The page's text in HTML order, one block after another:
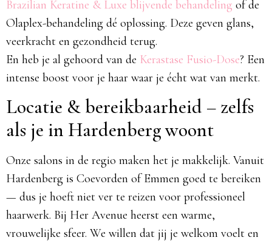
Brazilian Keratine & Luxe blijvende behandeling of de
Olaplex-behandeling dé oplossing. Deze geven glans,
veerkracht en gezondheid terug.
En heb je al gehoord van de Kerastase Fusio-Dose? Een
intense boost voor je haar waar je écht wat van merkt.
Locatie & bereikbaarheid – zelfs
als je in Hardenberg woont
Onze salons in de regio maken het je makkelijk. Vanuit
Hardenberg is Coevorden of Emmen goed te bereiken
— dus je hoeft niet ver te reizen voor professioneel
haarwerk. Bij Her Avenue heerst een warme,
vrouwelijke sfeer. We willen dat jij je welkom voelt en